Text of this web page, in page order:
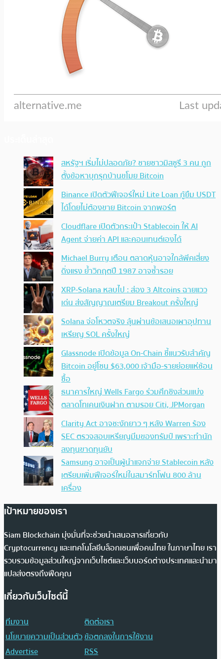
สหรัฐฯ เริ่มไม่ปลอดภัย? ชายชาวมิสซูรี 3 คน ถูก
ตั้งข้อหาบุกรุกบ้านขโมย Bitcoin
Binance เปิดตัวฟีเจอร์ใหม่ Lite Loan กู้ยืม USDT
ได้โดยไม่ต้องขาย Bitcoin จากพอร์ต
Cloudflare เปิดตัวกระเป๋า Stablecoin ให้ AI
Agent จ่ายค่า API และคอนเทนต์เองได้
Michael Burry เตือน ตลาดหุ้นอาจใกล้พีคเสี่ยง
ดิ่งแรง ย้ำวิกฤตปี 1987 อาจซ้ำรอย
XRP-Solana หลบไป : ส่อง 3 Altcoins ฉายแวว
เด่น ส่งสัญญาณเตรียม Breakout ครั้งใหญ่
Solana จ่อโหวตจริง ลุ้นผ่านข้อเสนอเผาอุปทาน
เหรียญ SOL ครั้งใหญ่
Glassnode เปิดข้อมูล On-Chain ชี้แนวรับสำคัญ
Bitcoin อยู่โซน $63,000 เจ้ามือ-รายย่อยแห่ช้อน
ซื้อ
ธนาคารใหญ่ Wells Fargo ร่วมศึกชิงส่วนแบ่ง
ตลาดโทเคนเงินฝาก ตามรอย Citi, JPMorgan
Clarity Act อาจชะงักยาว ๆ หลัง Warren ร้อง
SEC ตรวจสอบเหรียญมีมของทรัมป์ เพราะทำนัก
ลงทุนขาดทุนยับ
Samsung อาจเป็นผู้นำแจกจ่าย Stablecoin หลัง
เตรียมเพิ่มฟีเจอร์ใหม่ในสมาร์ทโฟน 800 ล้าน
เครื่อง
เป้าหมายของเรา
Siam Blockchain มุ่งมั่นที่จะช่วยนำเสนอสารเกี่ยวกับ
Cryptocurrency และเทคโนโลยีบล็อกเชนเพื่อคนไทย ในภาษาไทย เรา
รวบรวมข้อมูลส่วนใหญ่จากเว็บไซต์และเว็บบอร์ดต่างประเทศและนำมา
แปลส่งตรงถึงฟีดคุณ
เกี่ยวกับเว็บไซต์นี้
ทีมงาน
ติดต่อเรา
นโยบายความเป็นส่วนตัวข้อตกลงในการใช้งาน
Advertise
RSS